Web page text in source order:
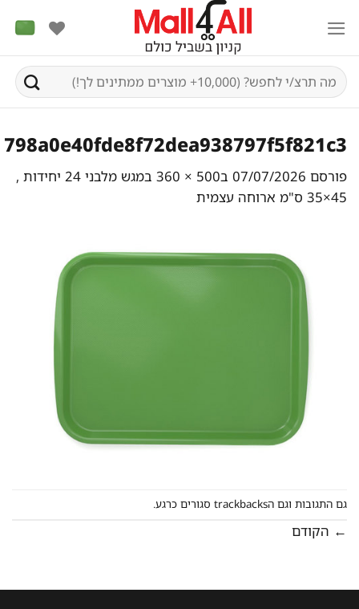
content
חיפוש
עבור:
798a0e40fde8f72dea938797f5f821c3
פורסם 07/07/2026 ב500 × 360 ב
מגש מלבני 24 יחידות ,
45×35 ס"מ ארוחה עצמית
גם התגובות וגם הtrackbacks סגורים כרגע.
← הקודם